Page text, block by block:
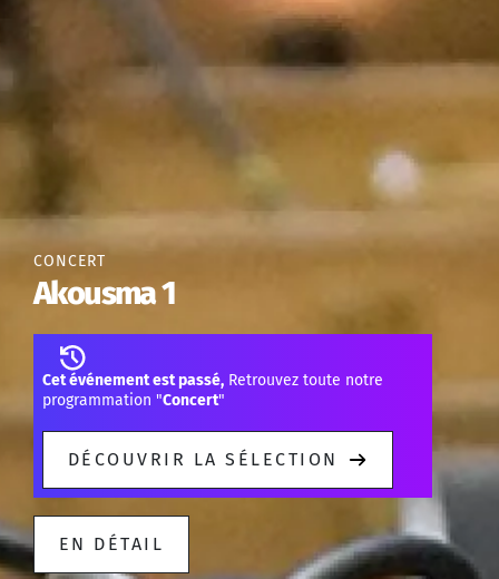
CONCERT
Akousma 1
Cet événement est passé, Retrouvez toute notre
programmation "Concert"
DÉCOUVRIR LA SÉLECTION
EN DÉTAIL